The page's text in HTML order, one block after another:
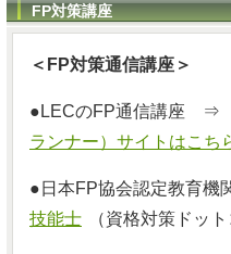
FP対策講座
＜FP対策通信講座＞
●LECのFP通信講座 ⇒
ランナー）サイトはこち
●日本FP協会認定教育
技能士
（資格対策ドット